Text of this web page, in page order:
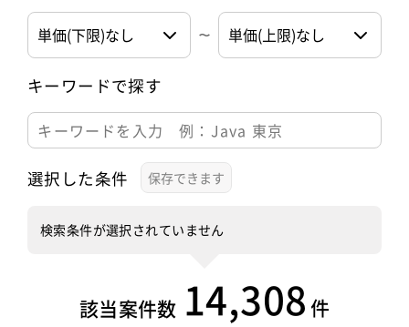
キーワードで探す
選択した条件
検索条件が選択されていません
該当案件数 14,308 件